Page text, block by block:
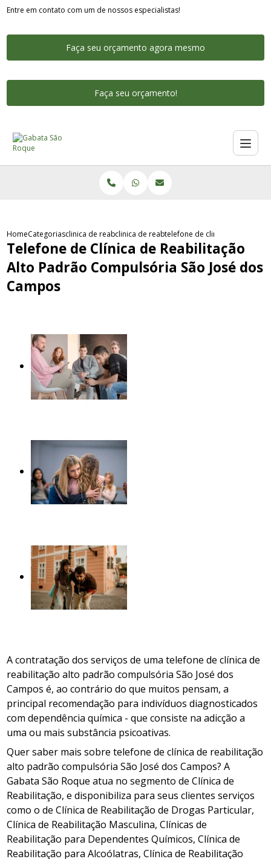
Entre em contato com um de nossos especialistas!
Faça seu orçamento agora mesmo
Faça seu orçamento!
HomeCategoriasclinica de reabilitacao alto padrao
clinica de reabilitacao alto padrao para
telefone de clinica de
Telefone de Clínica de Reabilitação
Alto Padrão Compulsória São José dos
Campos
A contratação dos serviços de uma telefone de clínica de
reabilitação alto padrão compulsória São José dos
Campos é, ao contrário do que muitos pensam, a
principal recomendação para indivíduos diagnosticados
com dependência química - que consiste na adicção a
uma ou mais substância psicoativas.
Quer saber mais sobre telefone de clínica de reabilitação
alto padrão compulsória São José dos Campos? A
Gabata São Roque atua no segmento de Clínica de
Reabilitação, e disponibiliza para seus clientes serviços
como o de Clínica de Reabilitação de Drogas Particular,
Clínica de Reabilitação Masculina, Clínicas de
Reabilitação para Dependentes Químicos, Clínica de
Reabilitação para Alcoólatras, Clínica de Reabilitação